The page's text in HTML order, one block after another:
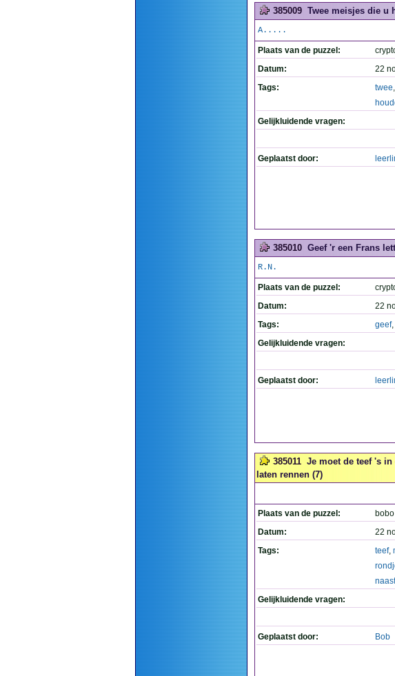
385009 Twee meisjes die u
A.....
Plaats van de puzzel:
Datum:
22
Tags:
twee,
Gelijkluidende vragen:
Geplaatst door:
385010 Geef 'r een Frans
R.N.
Plaats van de puzzel:
Datum:
22
Tags:
geef,
Gelijkluidende vragen:
Geplaatst door:
385011 Je moet de teef 's
laten rennen (7)
Plaats van de puzzel:
bobo
Datum:
22
Tags:
teef,
naast
Gelijkluidende vragen:
Geplaatst door: Bob